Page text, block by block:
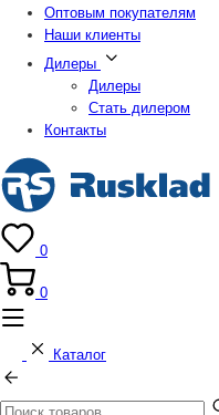
Оптовым покупателям
Наши клиенты
Дилеры
Дилеры
Стать дилером
Контакты
0
0
Каталог